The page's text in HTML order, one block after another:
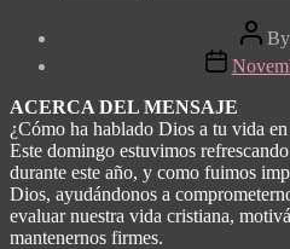
Post
author
By
Post
date
ACERCA DEL MENSAJE
¿Cómo ha hablado Dios a tu vida
Este domingo estuvimos
durante este año, y como fuimos
Dios, ayudándonos a
evaluar nuestra vida cristiana,
mantenernos firmes.